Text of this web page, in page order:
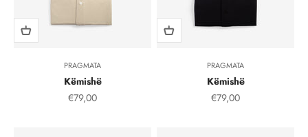
PRAGMATA
Këmishë
Çmimi i shitjes, çmimi i shitjeve
€79,00
PRAGMATA
Këmishë
Çmimi i shitjes, çmimi
€79,00